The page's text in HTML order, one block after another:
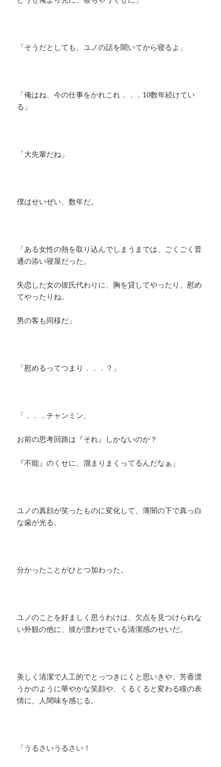
「そうだとしても、ユノの話を聞いてから寝るよ」
「俺はね、今の仕事をかれこれ．．．10数年続けてい
る」
「大先輩だね」
僕はせいぜい、数年だ。
「ある女性の熱を取り込んでしまうまでは、ごくごく普
通の添い寝屋だった。
失恋した女の彼氏代わりに、胸を貸してやったり、慰め
てやったりね。
男の客も同様だ」
「慰めるってつまり．．．？」
「．．．チャンミン。
お前の思考回路は『それ』しかないのか？
『不能』のくせに、溜まりまくってるんだなぁ」
ユノの真顔が笑ったものに変化して、薄闇の下で真っ白
な歯が光る。
分かったことがひとつ加わった。
ユノのことを好ましく思うわけは、欠点を見つけられな
い外観の他に、彼が漂わせている清潔感のせいだ。
美しく清潔で人工的でとっつきにくと思いきや、芳香漂
うかのように華やかな笑顔や、くるくると変わる瞳の表
情に、人間味を感じる。
「うるさいうるさい！